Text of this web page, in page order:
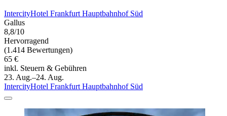
IntercityHotel Frankfurt Hauptbahnhof Süd
Gallus
8,8/10
Hervorragend
(1.414 Bewertungen)
65 €
inkl. Steuern & Gebühren
23. Aug.–24. Aug.
IntercityHotel Frankfurt Hauptbahnhof Süd